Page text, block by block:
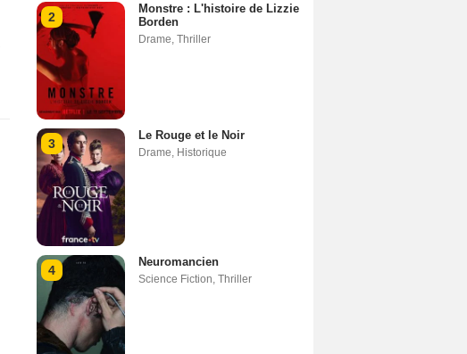
2
Monstre : L'histoire de Lizzie
Borden
Drame Thriller
3
Le Rouge et le Noir
Drame Historique
4
Neuromancien
Science Fiction Thriller